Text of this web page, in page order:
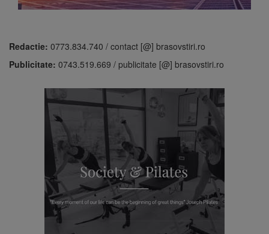
Redactie: 0773.834.740 / contact [@] brasovstiri.ro
Publicitate: 0743.519.669 / publicitate [@] brasovstiri.ro